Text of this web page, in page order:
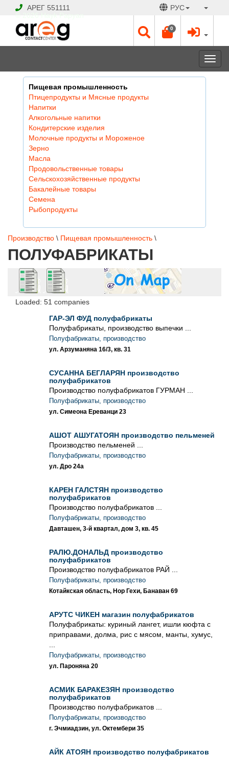
АРЕГ 551111 РУС
0
Пищевая промышленность
Птицепродукты и Мясные продукты
Напитки
Алкогольные напитки
Кондитерские изделия
Молочные продукты и Мороженое
Зерно
Масла
Продовольственные товары
Сельскохозяйственные продукты
Бакалейные товары
Семена
Рыбопродукты
Производство \ Пищевая промышленность \
ПОЛУФАБРИКАТЫ
Loaded: 51 companies
ГАР-ЭЛ ФУД полуфабрикаты
Полуфабрикаты, производство выпечки ...
Полуфабрикаты, производство
ул. Арзуманяна 16/3, кв. 31
СУСАННА БЕГЛАРЯН производство
полуфабрикатов
Производство полуфабрикатов ГУРМАН ...
Полуфабрикаты, производство
ул. Симеона Ереванци 23
АШОТ АШУГАТОЯН производство пельменей
Производство пельменей ...
Полуфабрикаты, производство
ул. Дро 24а
КАРЕН ГАЛСТЯН производство
полуфабрикатов
Производство полуфабрикатов ...
Полуфабрикаты, производство
Давташен, 3-й квартал, дом 3, кв. 45
РАЛЮ.ДОНАЛЬД производство
полуфабрикатов
Производство полуфабрикатов РАЙ ...
Полуфабрикаты, производство
Котайкская область, Нор Гехи, Банаван 69
АРУТС ЧИКЕН магазин полуфабрикатов
Полуфабрикаты: куриный лангет, ишли кюфта с
приправами, долма, рис с мясом, манты, хумус,
Полуфабрикаты, производство
ул. Пароняна 20
АСМИК БАРАКЕЗЯН производство
полуфабрикатов
Производство полуфабрикатов ...
Полуфабрикаты, производство
г. Эчмиадзин, ул. Октембери 35
АЙК АТОЯН производство полуфабрикатов